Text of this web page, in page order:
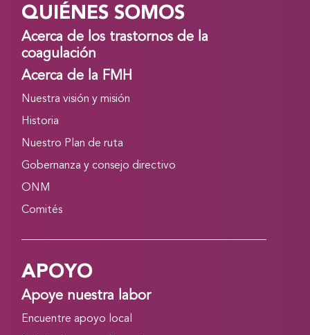
QUIÉNES SOMOS
Acerca de los trastornos de la
coagulación
Acerca de la FMH
Nuestra visión y misión
Historia
Nuestro Plan de ruta
Gobernanza y consejo directivo
ONM
Comités
APOYO
Apoye nuestra labor
Encuentre apoyo local